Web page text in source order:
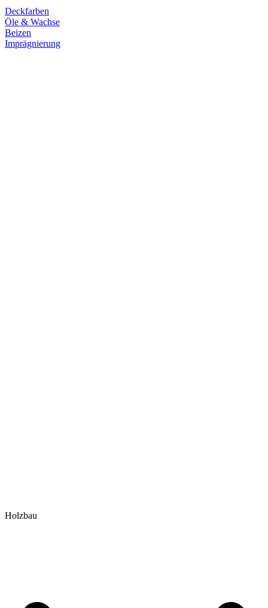
Deckfarben
Öle & Wachse
Beizen
Imprägnierung
Holzbau